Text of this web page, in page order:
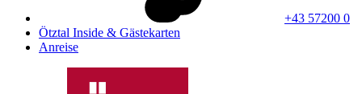
+43 57200 0
Ötztal Inside & Gästekarten
Anreise